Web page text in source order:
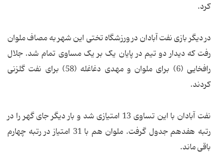
کرد.
در دیگر بازی نفت آبادان در ورزشگاه تختی این شهر به مصاف ملوان
رفت که دیدار دو تیم در پایان یک بر یک مساوی تمام شد. جلال
رافخایی (6) برای ملوان و مهدی دغاغله (58) برای نفت گلزنی
کردند.
نفت آبادان با این تساوی 13 امتیازی شد و بار دیگر جای گهر را در
رتبه هفدهم جدول گرفت. ملوان هم با 31 امتیاز در رتبه چهارم
باقی ماند.